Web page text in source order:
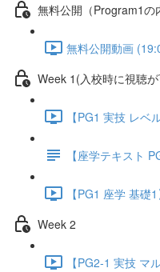
無料公開（Program1の
無料公開動画
Week 1(入校時に視聴
【PG1 実技 レ
【座学テキスト
【PG1 座学 基
Week 2
【PG2-1 実技 マ